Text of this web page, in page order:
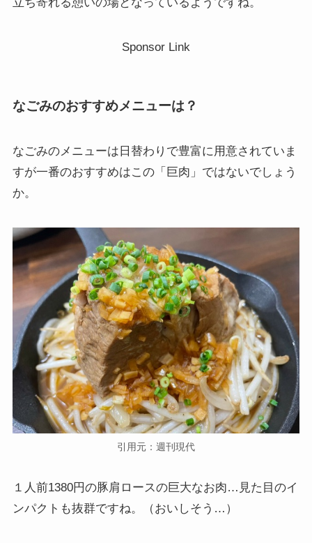
Sponsor Link
なごみのおすすめメニューは？
なごみのメニューは日替わりで豊富に用意されていま
すが一番のおすすめはこの「巨肉」ではないでしょう
か。
引用元：週刊現代
１人前1380円の豚肩ロースの巨大なお肉…見た目のイ
ンパクトも抜群ですね。（おいしそう…）